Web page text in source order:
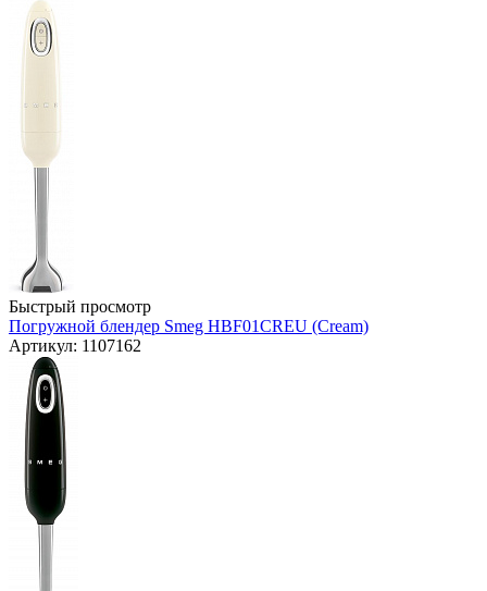
Быстрый просмотр
Погружной блендер Smeg HBF01CREU (Cream)
Артикул: 1107162